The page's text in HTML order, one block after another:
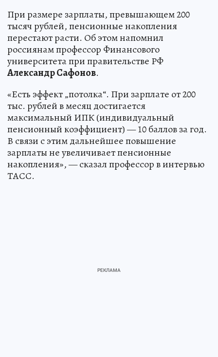
При размере зарплаты, превышающем 200
тысяч рублей, пенсионные накопления
перестают расти. Об этом напомнил
россиянам профессор Финансового
университета при правительстве РФ
Александр Сафонов.
«Есть эффект „потолка“. При зарплате от 200
тыс. рублей в месяц достигается
максимальный ИПК (индивидуальный
пенсионный коэффициент) — 10 баллов за год.
В связи с этим дальнейшее повышение
зарплаты не увеличивает пенсионные
накопления», — сказал профессор в интервью
ТАСС.